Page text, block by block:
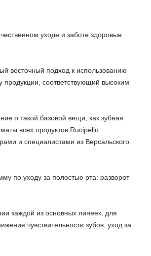
уходе и заботе здоровые
восточный подход к использованию
продукции, соответствующий высоким
о такой базовой вещи, как зубная
всех продуктов Rucipello
и специалистами из Версальского
по уходу за полостью рта: разворот
каждой из основных линеек, для
чувствительности зубов, уход за